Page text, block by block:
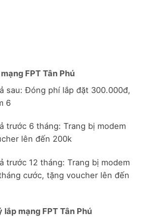
FPT Tân Phú
sau: Đóng phí lắp đặt 300.000đ,
6
trước 6 tháng: Trang bị modem
lên đến 200k
trước 12 tháng: Trang bị modem
cước, tặng voucher lên đến
mạng FPT Tân Phú